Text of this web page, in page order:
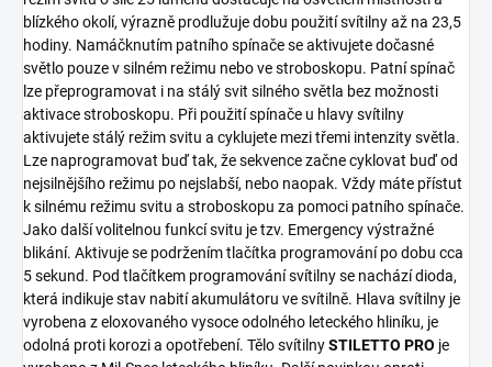
blízkého okolí, výrazně prodlužuje dobu použití svítilny až na 23,5
hodiny. Namáčknutím patního spínače se aktivujete dočasné
světlo pouze v silném režimu nebo ve stroboskopu. Patní spínač
lze přeprogramovat i na stálý svit silného světla bez možnosti
aktivace stroboskopu. Při použití spínače u hlavy svítilny
aktivujete stálý režim svitu a cyklujete mezi třemi intenzity světla.
Lze naprogramovat buď tak, že sekvence začne cyklovat buď od
nejsilnějšího režimu po nejslabší, nebo naopak. Vždy máte přístut
k silnému režimu svitu a stroboskopu za pomoci patního spínače.
Jako další volitelnou funkcí svitu je tzv. Emergency výstražné
blikání. Aktivuje se podržením tlačítka programování po dobu cca
5 sekund. Pod tlačítkem programování svítilny se nachází dioda,
která indikuje stav nabití akumulátoru ve svítilně. Hlava svítilny je
vyrobena z eloxovaného vysoce odolného leteckého hliníku, je
odolná proti korozi a opotřebení. Tělo svítilnySTILETTO PRO je